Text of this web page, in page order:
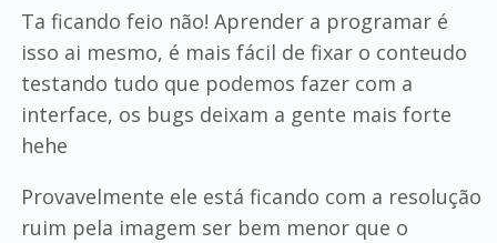
Ta ficando feio não! Aprender a programar é
isso ai mesmo, é mais fácil de fixar o conteudo
testando tudo que podemos fazer com a
interface, os bugs deixam a gente mais forte
hehe
Provavelmente ele está ficando com a resolução
ruim pela imagem ser bem menor que o